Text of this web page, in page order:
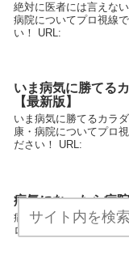
絶対に医者には言えな
病院についてプロ視線
い！ URL:
いま病気に勝てる
【最新版】
いま病気に勝てるカラ
康・病院についてプロ
ださい！ URL:
病気になったら病
病気になったら病院へ
ロ視線で解説したまと